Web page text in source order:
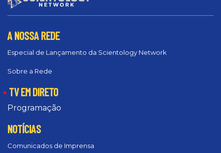
A NOSSA REDE
Especial de Lançamento da Scientology Network
Sobre a Rede
TV EM DIRETO
Programação
NOTÍCIAS
Comunicados de Imprensa